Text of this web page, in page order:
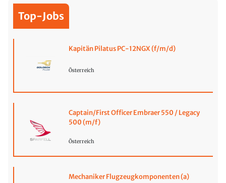
Top-Jobs
Kapitän Pilatus PC-12NGX (f/m/d)
Österreich
Captain/First Officer Embraer 550 / Legacy
500 (m/f)
Österreich
Mechaniker Flugzeugkomponenten (a)